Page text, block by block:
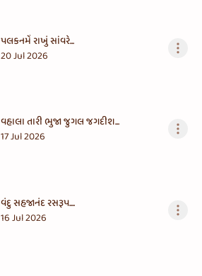
પલકનમેં રાખું સાંવરે...
20 Jul 2026
વહાલા તારી ભુજા જુગલ જગદીશ...
17 Jul 2026
વંદુ સહજાનંદ રસરૂપ....
16 Jul 2026